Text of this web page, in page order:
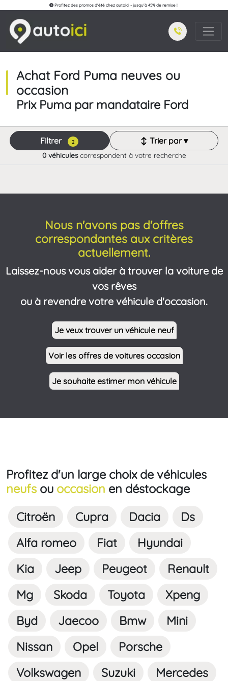
Profitez des promos d'été chez autoici - jusqu'à 45% de remise !
Achat Ford Puma neuves ou
occasion
Prix Puma par mandataire Ford
Filtrer 2 ↕ Trier par ▾
0 véhiculescorrespondent à votre recherche
Nous n'avons pas d'offres
correspondantes aux critères
actuellement.
Laissez-nous vous aider à trouver la voiture de
vos rêves
ou à revendre votre véhicule d'occasion.
Je veux trouver un véhicule neuf
Voir les offres de voitures occasion
Je souhaite estimer mon véhicule
Profitez d'un large choix de véhicules
neufs ou occasion en déstockage
Citroën Cupra Dacia
Ds
Alfa romeo
Fiat
Hyundai
Kia
Jeep Peugeot
Renault
Mg
Skoda Toyota
Xpeng
Byd
Jaecoo Bmw
Mini
Nissan
Opel
Porsche
Volkswagen
Suzuki Mercedes